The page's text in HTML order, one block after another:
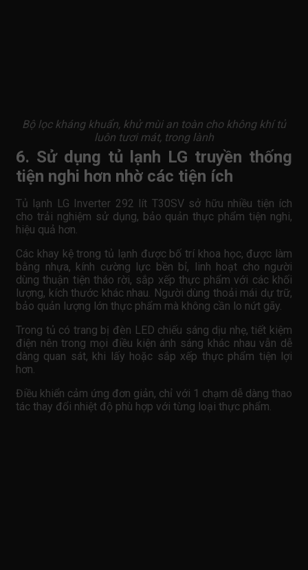
Bộ lọc kháng khuẩn, khử mùi an toàn cho không khí tủ
luôn tươi mát, trong lành
6. Sử dụng tủ lạnh LG truyền thống
tiện nghi hơn nhờ các tiện ích
Tủ lạnh LG Inverter 292 lít T30SV sở hữu nhiều tiện ích
cho trải nghiệm sử dụng, bảo quản thực phẩm tiện nghi,
hiệu quả hơn.
Các khay kệ trong tủ lạnh được bố trí khoa học, được làm
bằng nhựa, kính cường lực bền bỉ, linh hoạt cho người
dùng thuận tiện tháo rời, sắp xếp thực phẩm với các khối
lượng, kích thước khác nhau. Người dùng thoải mái dự trữ,
bảo quản lượng lớn thực phẩm mà không cần lo nứt gãy.
Trong tủ có trang bị đèn LED chiếu sáng dịu nhẹ, tiết kiệm
điện nên trong mọi điều kiện ánh sáng khác nhau vẫn dễ
dàng quan sát, khi lấy hoặc sắp xếp thực phẩm tiện lợi
hơn.
Điều khiển cảm ứng đơn giản, chỉ với 1 chạm dễ dàng thao
tác thay đổi nhiệt độ phù hợp với từng loại thực phẩm.